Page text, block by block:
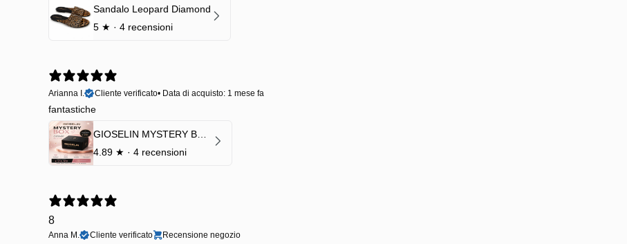
Sandalo Leopard Diamond
5 ★ · 4 recensioni
Arianna I.
Cliente verificato• Data di acquisto: 1 mese fa
fantastiche
4.89 ★ · 4 recensioni
8
Anna M. Cliente verificato Recensione negozio